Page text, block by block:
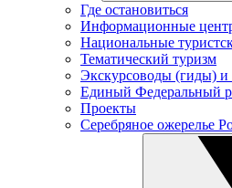
Где остановиться
Информационные
Национальные
Тематический туризм
Экскурсоводы (гиды) и
Единый Федеральный
Проекты
Серебряное ожерелье